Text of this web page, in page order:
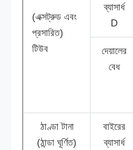
(এক্সট্রুড এবং
প্রসারিত)
টিউব
ব্যাসার্ধ
D
দেয়ালের
বেধ
ঠাণ্ডা টানা
(ঠান্ডা ঘূর্ণিত)
বাইরের
ব্যাসার্ধ